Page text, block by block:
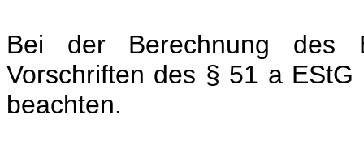
Bei der Berechnung des
Vorschriften des § 51 a
beachten.